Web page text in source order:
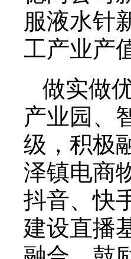
服液水针
工产业产
做实做
产业园、
级，积极
泽镇电商
抖音、快
建设直播